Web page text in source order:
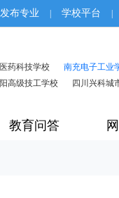
发布专业 学校平台
药科技学校
南充电子工业
高级技工学校
四川兴科城
教育问答